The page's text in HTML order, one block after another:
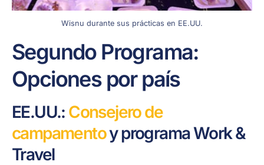
Wisnu durante sus prácticas en EE.UU.
Segundo Programa:
Opciones por país
EE.UU.: Consejero de
campamentoy programa Work &
Travel